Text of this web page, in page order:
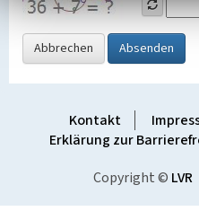
Abbrechen Absenden
Kontakt
Erklärung zur
Copyright © LVR